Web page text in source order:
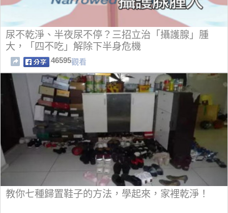
尿不乾淨、半夜尿不停？三招立治「攝護腺」腫
大，「四不吃」解除下半身危機
46595觀看
教你七種歸置鞋子的方法，學起來，家裡乾淨！